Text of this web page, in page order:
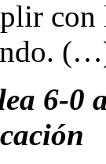
con
6-0